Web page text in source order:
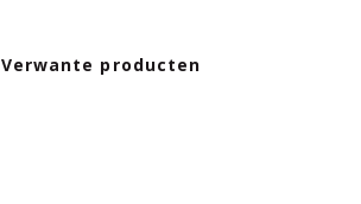
Verwante producten